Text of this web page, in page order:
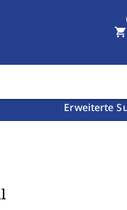
Erweiterte
shopping_cart